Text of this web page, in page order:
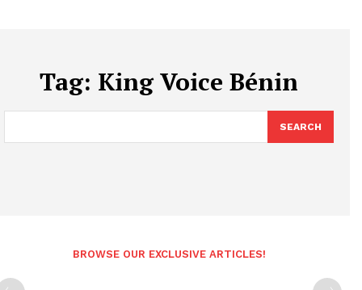
Tag: King Voice Bénin
SEARCH
BROWSE OUR EXCLUSIVE ARTICLES!